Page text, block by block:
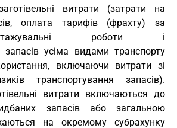
витрати (затрати на
оплата тарифів (фрахту) за
роботи і
запасів усіма видами транспорту
включаючи витрати зі
транспортування запасів).
витрати включаються до
запасів або загальною
на окремому субрахунку